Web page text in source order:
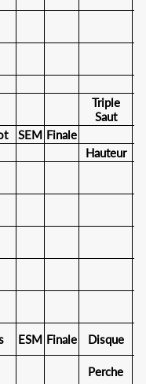
Triple
Saut
SEM Finale
Hauteur
ESM Finale Disque
Perche